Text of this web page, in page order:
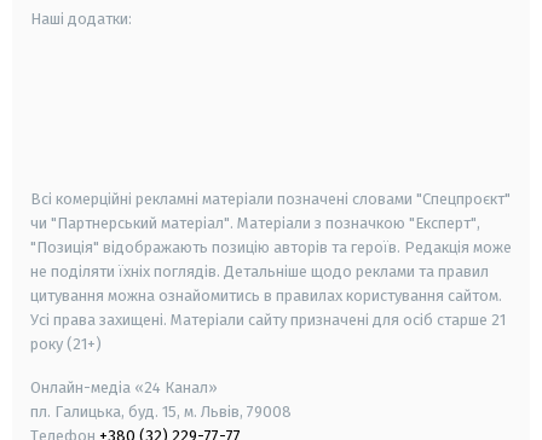
Наші додатки:
Всі комерційні рекламні матеріали позначені словами "Спецпроєкт"
чи "Партнерський матеріал". Матеріали з позначкою "Експерт",
"Позиція" відображають позицію авторів та героїв. Редакція може
не поділяти їхніх поглядів. Детальніше щодо реклами та правил
цитування можна ознайомитись в правилах користування сайтом.
Усі права захищені. Матеріали сайту призначені для осіб старше 21
року (21+)
Онлайн-медіа «24 Канал»
пл. Галицька, буд. 15, м. Львів, 79008
Телефон +380 (32) 229-77-77